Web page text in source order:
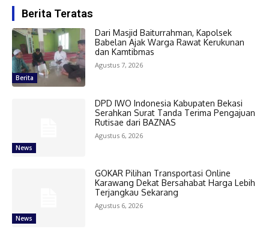
Berita Teratas
Berita
Dari Masjid Baiturrahman, Kapolsek
Babelan Ajak Warga Rawat Kerukunan
dan Kamtibmas
Agustus 7, 2026
News
DPD IWO Indonesia Kabupaten Bekasi
Serahkan Surat Tanda Terima Pengajuan
Rutisae dari BAZNAS
Agustus 6, 2026
News
GOKAR Pilihan Transportasi Online
Karawang Dekat Bersahabat Harga Lebih
Terjangkau Sekarang
Agustus 6, 2026